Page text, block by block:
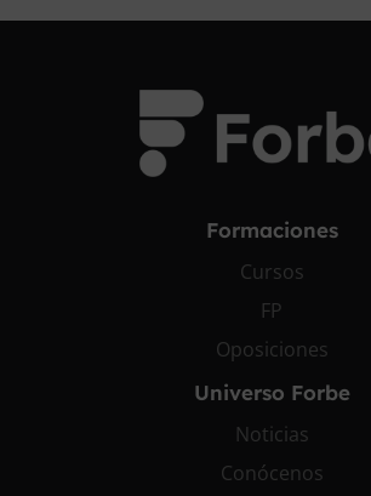
Formaciones
Cursos
FP
Oposiciones
Universo Forbe
Noticias
Conócenos